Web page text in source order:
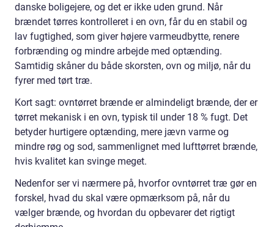
danske boligejere, og det er ikke uden grund. Når
brændet tørres kontrolleret i en ovn, får du en stabil og
lav fugtighed, som giver højere varmeudbytte, renere
forbrænding og mindre arbejde med optænding.
Samtidig skåner du både skorsten, ovn og miljø, når du
fyrer med tørt træ.
Kort sagt: ovntørret brænde er almindeligt brænde, der er
tørret mekanisk i en ovn, typisk til under 18 % fugt. Det
betyder hurtigere optænding, mere jævn varme og
mindre røg og sod, sammenlignet med lufttørret brænde,
hvis kvalitet kan svinge meget.
Nedenfor ser vi nærmere på, hvorfor ovntørret træ gør en
forskel, hvad du skal være opmærksom på, når du
vælger brænde, og hvordan du opbevarer det rigtigt